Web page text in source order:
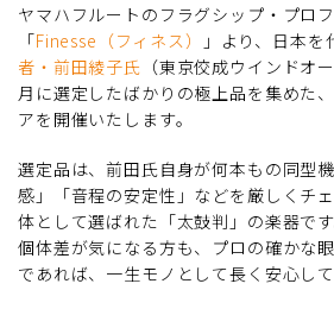
ヤマハフルートのフラグシップ・プロ
「Finesse（フィネス） 」より、日本を
者・前田綾子氏 （東京佼成ウインドオ
月に選定したばかりの極上品を集めた
アを開催いたします。
選定品は、前田氏自身が何本もの同型
感」「音程の安定性」などを厳しくチ
体として選ばれた「太鼓判」の楽器です
個体差が気になる方も、プロの確かな
であれば、一生モノとして長く安心し